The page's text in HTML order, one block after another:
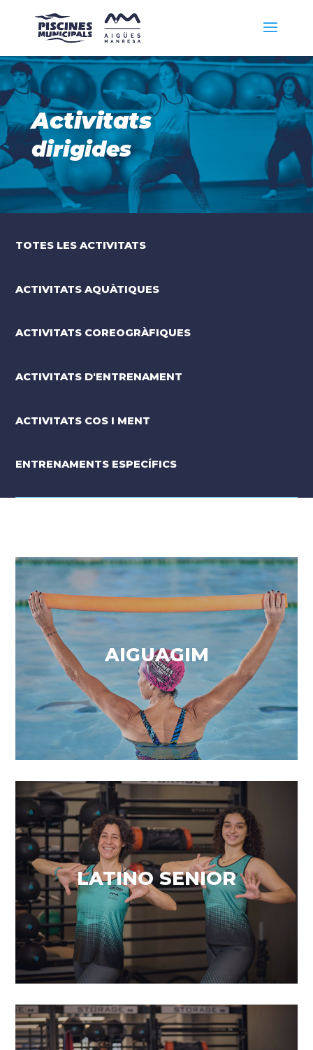
Activitats
dirigides
TOTES LES ACTIVITATS
ACTIVITATS AQUÀTIQUES
ACTIVITATS COREOGRÀFIQUES
ACTIVITATS D'ENTRENAMENT
ACTIVITATS COS I MENT
ENTRENAMENTS ESPECÍFICS
AIGUAGIM
VEURE MÉS
LATINO SENIOR
Coordinació & treball cardiovascular
VEURE MÉS